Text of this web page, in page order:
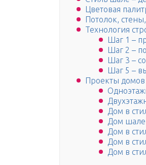
Цветовая
Потолок,
Технология
Шаг 1 –
Шаг 2 –
Шаг 3 –
Шаг 5 –
Проекты
Дом в
Дом шале
Дом в
Дом в
Дом в